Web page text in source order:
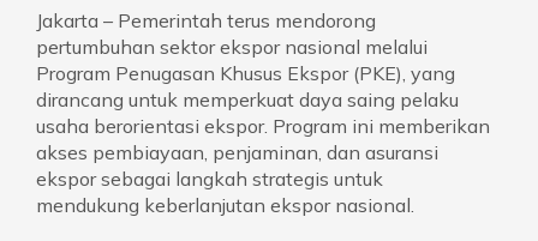
Jakarta – Pemerintah terus mendorong
pertumbuhan sektor ekspor nasional melalui
Program Penugasan Khusus Ekspor (PKE), yang
dirancang untuk memperkuat daya saing pelaku
usaha berorientasi ekspor. Program ini memberikan
akses pembiayaan, penjaminan, dan asuransi
ekspor sebagai langkah strategis untuk
mendukung keberlanjutan ekspor nasional.